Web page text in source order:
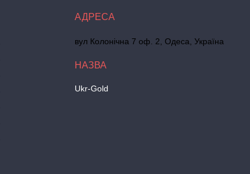
вул Колонічна 7 оф. 2, Одеса, Україна
Ukr-Gold